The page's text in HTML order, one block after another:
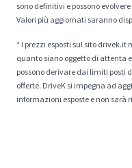
sono definitivi e possono
Valori più aggiornati saranno
* I prezzi esposti sul sito drivek.it
quanto siano oggetto di attenta
possono derivare dai limiti posti
offerte. DriveK si impegna ad
informazioni esposte e non sarà